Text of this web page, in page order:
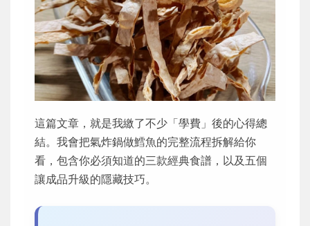
這篇文章，就是我繳了不少「學費」後的心得總
結。我會把氣炸鍋做鱈魚的完整流程拆解給你
看，包含你必須知道的三款經典食譜，以及五個
讓成品升級的隱藏技巧。